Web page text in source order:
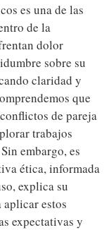
es una de las
de la
dolor
sobre su
claridad y
que
de pareja
trabajos
embargo, es
ética, informada
explica su
estos
expectativas y